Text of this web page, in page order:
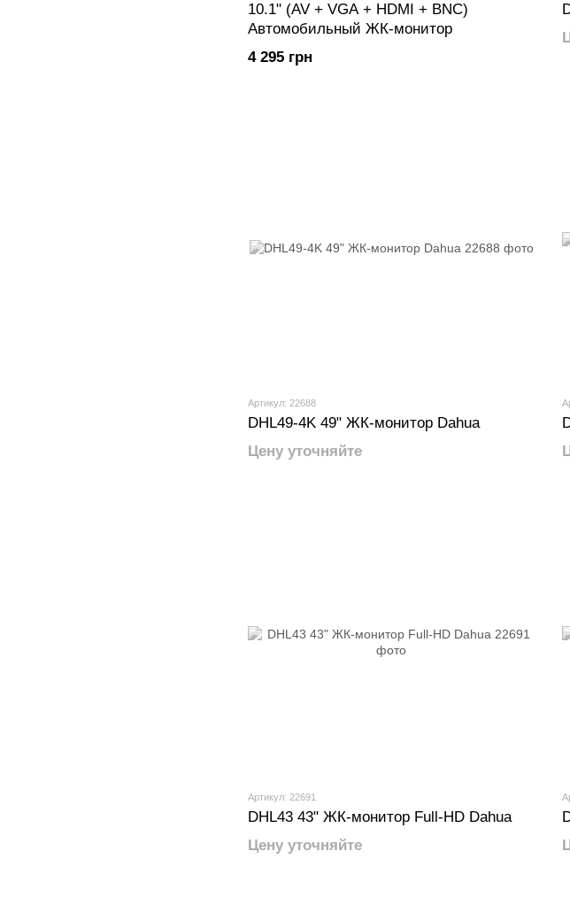
10.1" (AV + VGA + HDMI + BNC)
Автомобильный ЖК-монитор
4 295 грн
Артикул: 22688
DHL49-4K 49" ЖК-монитор Dahua
Цену уточняйте
Артикул: 22691
DHL43 43" ЖК-монитор Full-HD Dahua
Цену уточняйте